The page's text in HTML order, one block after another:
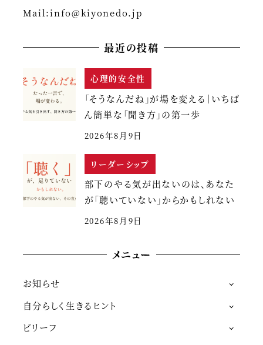
Mail:info@kiyonedo.jp
最近の投稿
心理的安全性
「そうなんだね」が場を変える｜いちば
ん簡単な「聞き方」の第一歩
2026年8月9日
リーダーシップ
部下のやる気が出ないのは、あなた
が「聴いていない」からかもしれない
2026年8月9日
メニュー
お知らせ
自分らしく生きるヒント
ビリーフ